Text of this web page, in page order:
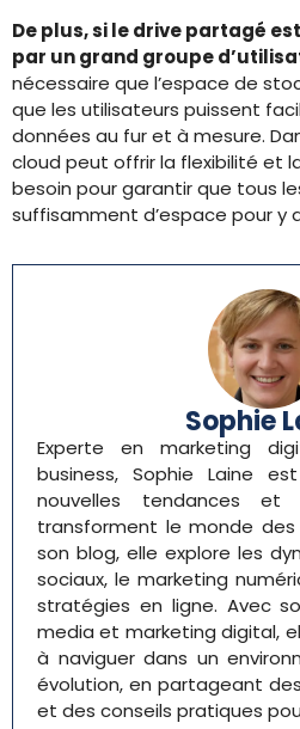
De plus, si le drive partagé
par un grand groupe
nécessaire que l’espace de
que les utilisateurs puissent
données au fur et à mesure.
cloud peut offrir la flexibilité et
besoin pour garantir que tous
suffisamment d’espace pour y
Sophie
Experte en marketing
business, Sophie Laine
nouvelles tendances et
transforment le monde des
son blog, elle explore les
sociaux, le marketing
stratégies en ligne. Avec
media et marketing digital,
à naviguer dans un
évolution, en partageant
et des conseils pratiques